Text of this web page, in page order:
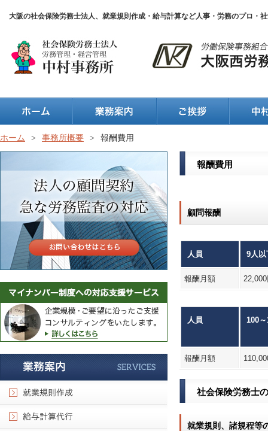
大阪の社会保険労務士法人、就業規則作成・給与計算など人事・労務のプロ・
ホーム > 事務所概要 > 報酬費用
報酬費用
顧問報酬
人員 9人以
報酬月額
人員 100
報酬月額
社会保険労務士
就業規則、諸規程等